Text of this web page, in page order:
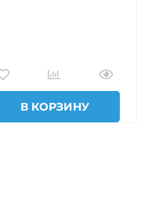
В КОРЗИНУ